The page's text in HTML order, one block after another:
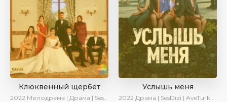
Клюквенный щербет
2022 Мелодрама | Драма | SesDizi
Услышь меня
2022 Драма | SesDizi | AveTurk | Turok1990